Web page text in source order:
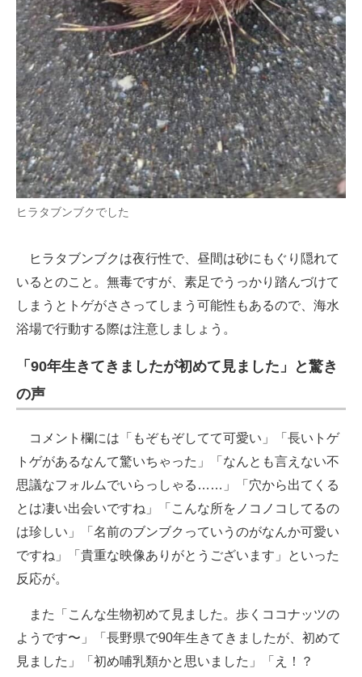
ヒラタブンブクでした
ヒラタブンブクは夜行性で、昼間は砂にもぐり隠れて
いるとのこと。無毒ですが、素足でうっかり踏んづけて
しまうとトゲがささってしまう可能性もあるので、海水
浴場で行動する際は注意しましょう。
「90年生きてきましたが初めて見ました」と驚き
の声
コメント欄には「もぞもぞしてて可愛い」「長いトゲ
トゲがあるなんて驚いちゃった」「なんとも言えない不
思議なフォルムでいらっしゃる……」「穴から出てくる
とは凄い出会いですね」「こんな所をノコノコしてるの
は珍しい」「名前のブンブクっていうのがなんか可愛い
ですね」「貴重な映像ありがとうございます」といった
反応が。
また「こんな生物初めて見ました。歩くココナッツの
ようです〜」「長野県で90年生きてきましたが、初めて
見ました」「初め哺乳類かと思いました」「え！？